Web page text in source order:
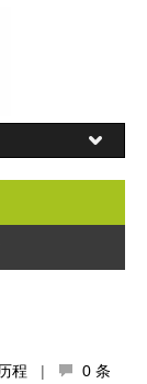
程 |
0 条